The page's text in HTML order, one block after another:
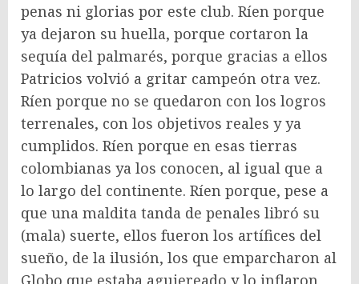
penas ni glorias por este club. Ríen porque
ya dejaron su huella, porque cortaron la
sequía del palmarés, porque gracias a ellos
Patricios volvió a gritar campeón otra vez.
Ríen porque no se quedaron con los logros
terrenales, con los objetivos reales y ya
cumplidos. Ríen porque en esas tierras
colombianas ya los conocen, al igual que a
lo largo del continente. Ríen porque, pese a
que una maldita tanda de penales libró su
(mala) suerte, ellos fueron los artífices del
sueño, de la ilusión, los que emparcharon al
Globo que estaba agujereado y lo inflaron